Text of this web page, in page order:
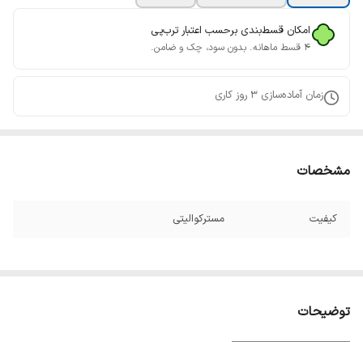
امکان قسط‌بندی برحسب اعتبار ترب‌پی
۴ قسط ماهانه. بدون سود، چک و ضامن.
زمان آماده‌سازی 3 روز کاری
مشخصات
کیفیت مسترکوالیتی
توضیحات